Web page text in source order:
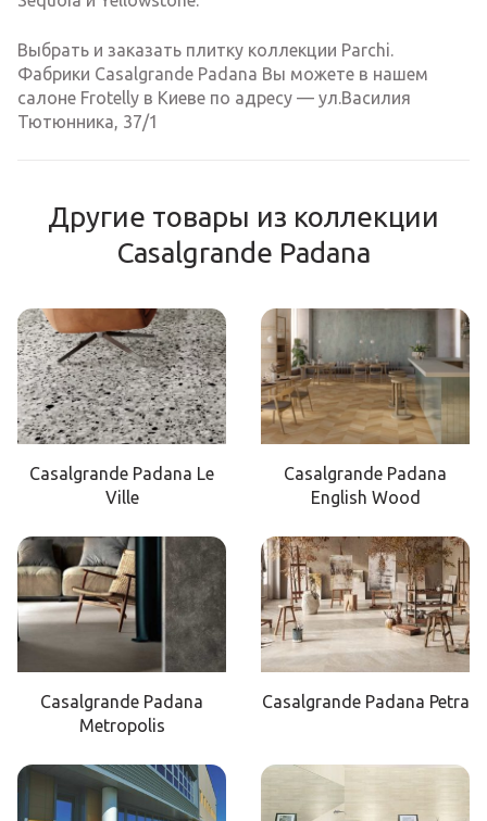
Выбрать и заказать плитку коллекции Parchi.
Фабрики Casalgrande Padana Вы можете в нашем
салоне Frotelly в Киеве по адресу — ул.Василия
Тютюнника, 37/1
Другие товары из коллекции
Casalgrande Padana
Casalgrande Padana Le
Ville
Casalgrande Padana
English Wood
Casalgrande Padana
Metropolis
Casalgrande Padana Petra